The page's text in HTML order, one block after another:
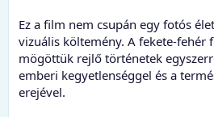
Ez a film nem csupán egy fotós
vizuális költemény. A fekete-fehér
mögöttük rejlő történetek
emberi kegyetlenséggel és a
erejével.